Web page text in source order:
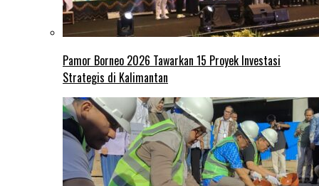
Pamor Borneo 2026 Tawarkan 15 Proyek Investasi
Strategis di Kalimantan